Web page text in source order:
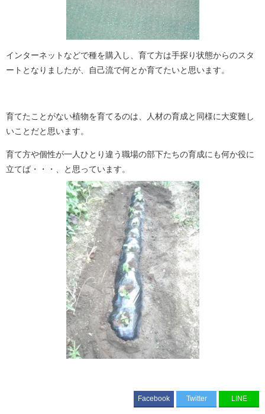
インターネットなどで種を購入し、育て方は手探り状態からのスタ
ートとなりましたが、自己流で何とか育てたいと思います。
育てたことがない植物を育てるのは、人材の育成と同様に大変難し
いことだと思います。
育て方や個性が一人ひとり違う職場の部下たちの育成にも何か役に
立てば・・・、と思っています。
Facebook Twitter LINE